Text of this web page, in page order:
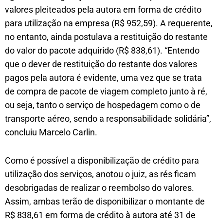
valores pleiteados pela autora em forma de crédito
para utilização na empresa (R$ 952,59). A requerente,
no entanto, ainda postulava a restituição do restante
do valor do pacote adquirido (R$ 838,61). “Entendo
que o dever de restituição do restante dos valores
pagos pela autora é evidente, uma vez que se trata
de compra de pacote de viagem completo junto à ré,
ou seja, tanto o serviço de hospedagem como o de
transporte aéreo, sendo a responsabilidade solidária”,
concluiu Marcelo Carlin.
Como é possível a disponibilização de crédito para
utilização dos serviços, anotou o juiz, as rés ficam
desobrigadas de realizar o reembolso do valores.
Assim, ambas terão de disponibilizar o montante de
R$ 838,61 em forma de crédito à autora até 31 de